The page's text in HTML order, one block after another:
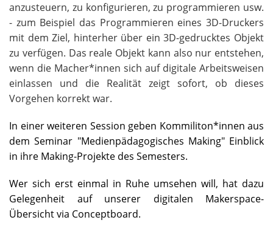
anzusteuern, zu konfigurieren, zu programmieren usw.
- zum Beispiel das Programmieren eines 3D-Druckers
mit dem Ziel, hinterher über ein 3D-gedrucktes Objekt
zu verfügen. Das reale Objekt kann also nur entstehen,
wenn die Macher*innen sich auf digitale Arbeitsweisen
einlassen und die Realität zeigt sofort, ob dieses
Vorgehen korrekt war.
In einer weiteren Session geben Kommiliton*innen aus
dem Seminar "Medienpädagogisches Making" Einblick
in ihre Making-Projekte des Semesters.
Wer sich erst einmal in Ruhe umsehen will, hat dazu
Gelegenheit auf unserer digitalen Makerspace-
Übersicht via Conceptboard.